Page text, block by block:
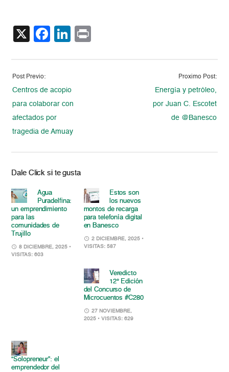
X Facebook
LinkedIn
Post Previo:
Centros de acopio
para colaborar con
afectados por
tragedia de Amuay
Proximo Post:
Energía y petróleo,
por Juan C. Escotet
de @Banesco
Dale Click si te gusta
Agua
Puradelfina:
un emprendimiento
para las
comunidades de
Trujillo
8 DICIEMBRE, 2025 •
VISITAS: 603
Estos son
los nuevos
montos de recarga
para telefonía digital
en Banesco
2 DICIEMBRE, 2025 •
VISITAS: 587
Veredicto
12° Edición
del Concurso de
Microcuentos #C280
27 NOVIEMBRE,
2025 • VISITAS: 629
“Solopreneur”: el
emprendedor del